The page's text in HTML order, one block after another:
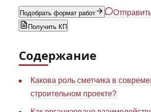
Подобрать формат работ
Получить КП
Содержание
Какова роль сметчика в
строительном проекте?